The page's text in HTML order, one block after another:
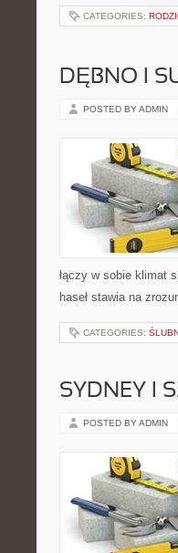
CATEGORIES:
DĘBNO I
POSTED BY ADMIN
łączy w sobie klimat
haseł stawia na
CATEGORIES:
SYDNEY I
POSTED BY ADMIN